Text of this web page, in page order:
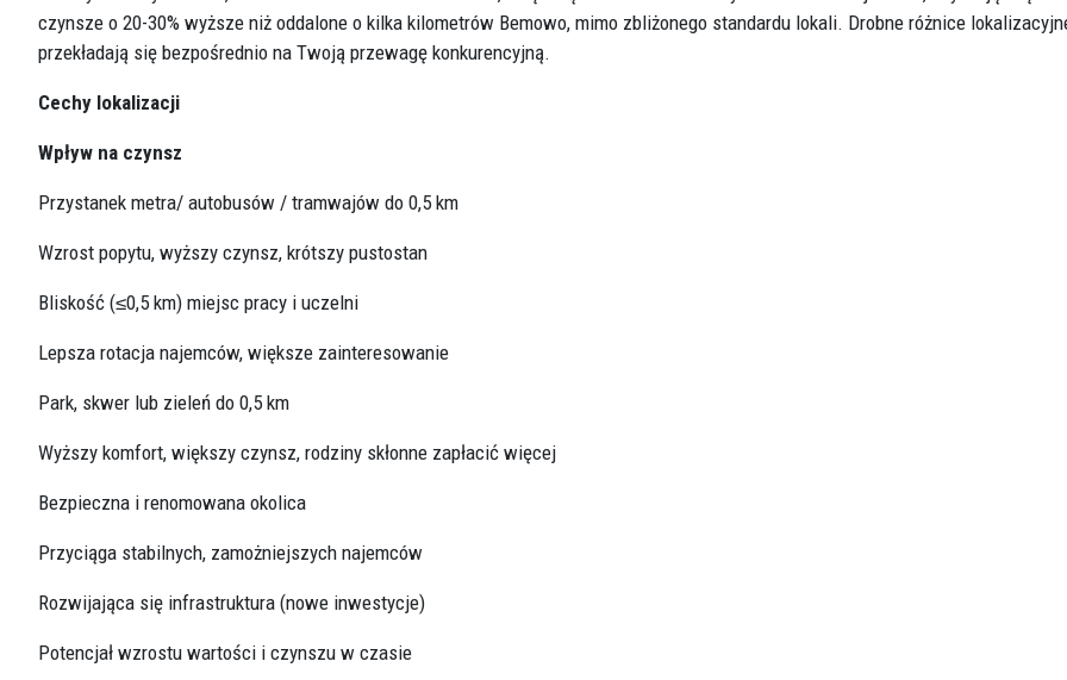
czynsze o 20-30% wyższe niż oddalone o kilka kilometrów Bemowo, mimo zbliżonego standardu lokali. Drobne różnice
przekładają się bezpośrednio na Twoją przewagę konkurencyjną.
Cechy lokalizacji
Wpływ na czynsz
Przystanek metra/ autobusów / tramwajów do 0,5 km
Wzrost popytu, wyższy czynsz, krótszy pustostan
Bliskość (≤0,5 km) miejsc pracy i uczelni
Lepsza rotacja najemców, większe zainteresowanie
Park, skwer lub zieleń do 0,5 km
Wyższy komfort, większy czynsz, rodziny skłonne zapłacić więcej
Bezpieczna i renomowana okolica
Przyciąga stabilnych, zamożniejszych najemców
Rozwijająca się infrastruktura (nowe inwestycje)
Potencjał wzrostu wartości i czynszu w czasie